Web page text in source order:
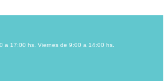
a 17:00 hs. Viernes de 9:00 a 14:00 hs.